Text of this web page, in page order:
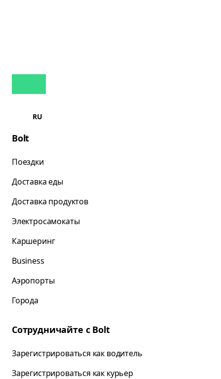
RU
Bolt
Поездки
Доставка еды
Доставка продуктов
Электросамокаты
Каршеринг
Business
Аэропорты
Города
Сотрудничайте с Bolt
Зарегистрироваться как водитель
Зарегистрироваться как курьер